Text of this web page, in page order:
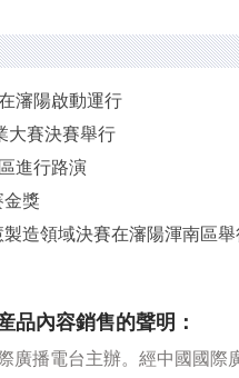
瀋陽啟動運行
大賽決賽舉行
進行路演
金獎
造領域決賽在瀋陽渾南區舉
品內容銷售的聲明：
廣播電台主辦。經中國國